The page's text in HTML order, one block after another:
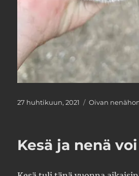
Julkaistu
27 huhtikuun, 2021 Kategoriat
Oivan
Kesä ja nenä